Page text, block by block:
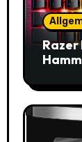
Razer